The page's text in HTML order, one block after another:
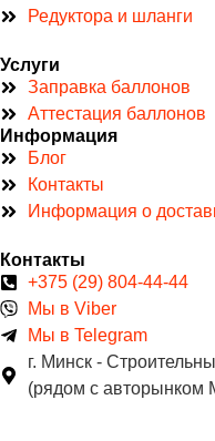
Редуктора и шланги
Услуги
Заправка баллонов
Аттестация баллонов
Информация
Блог
Контакты
Информация о
Контакты
+375 (29) 804-44-44
Мы в Viber
Мы в Telegram
г. Минск -
(рядом с авторынком